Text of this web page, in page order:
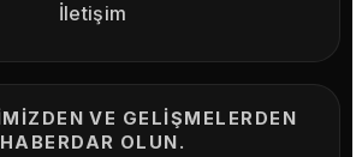
İletişim
VE GELIŞMELERDEN
HABERDAR OLUN.